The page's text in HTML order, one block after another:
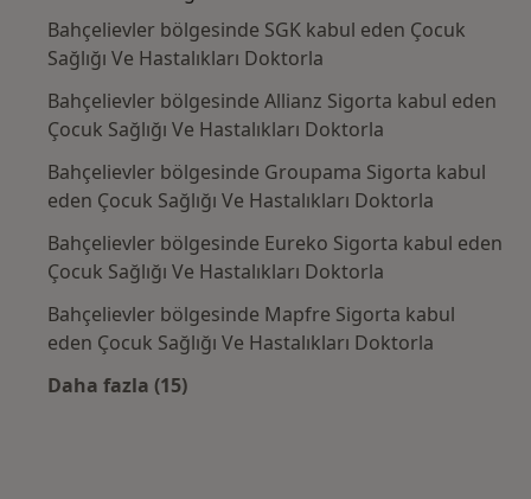
Bahçelievler bölgesinde SGK kabul eden Çocuk
Sağlığı Ve Hastalıkları Doktorla
Bahçelievler bölgesinde Allianz Sigorta kabul eden
Çocuk Sağlığı Ve Hastalıkları Doktorla
Bahçelievler bölgesinde Groupama Sigorta kabul
eden Çocuk Sağlığı Ve Hastalıkları Doktorla
Bahçelievler bölgesinde Eureko Sigorta kabul eden
Çocuk Sağlığı Ve Hastalıkları Doktorla
Bahçelievler bölgesinde Mapfre Sigorta kabul
eden Çocuk Sağlığı Ve Hastalıkları Doktorla
Daha fazla (15)